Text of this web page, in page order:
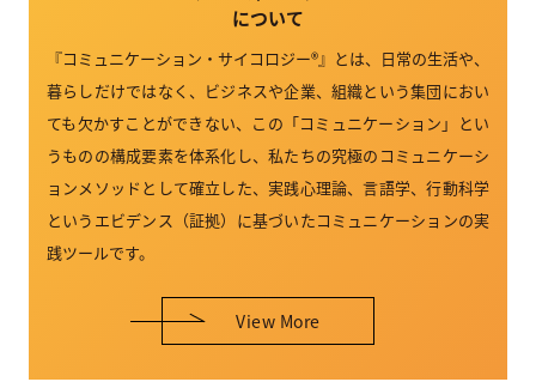
について
『コミュニケーション・サイコロジー®』とは、日常の生活や、
暮らしだけではなく、ビジネスや企業、組織という集団におい
ても欠かすことができない、この「コミュニケーション」とい
うものの構成要素を体系化し、私たちの究極のコミュニケーシ
ョンメソッドとして確立した、実践心理論、言語学、行動科学
というエビデンス（証拠）に基づいたコミュニケーションの実
践ツールです。
View More